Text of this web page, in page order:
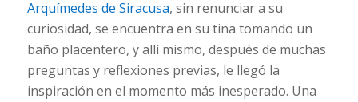
Arquímedes de Siracusa, sin renunciar a su
curiosidad, se encuentra en su tina tomando un
baño placentero, y allí mismo, después de muchas
preguntas y reflexiones previas, le llegó la
inspiración en el momento más inesperado. Una